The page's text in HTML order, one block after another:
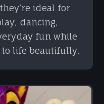
ideal for
dancing,
fun while
life beautifully.